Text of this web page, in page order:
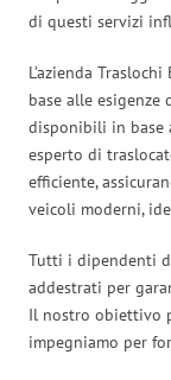
di questi servizi
L’azienda
base alle
disponibili in base
esperto di
efficiente,
veicoli moderni,
Tutti i dipendenti
addestrati per
Il nostro obiettivo
impegniamo per